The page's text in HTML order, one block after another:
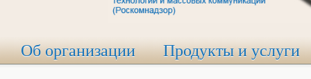
Об организации Продукты и услуги